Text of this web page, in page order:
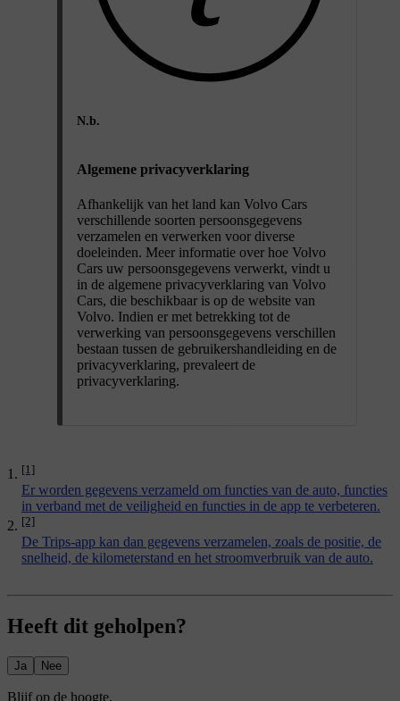
N.b.
Algemene privacyverklaring
Afhankelijk van het land kan Volvo Cars
verschillende soorten persoonsgegevens
verzamelen en verwerken voor diverse
doeleinden. Meer informatie over hoe Volvo
Cars uw persoonsgegevens verwerkt, vindt u
in de algemene privacyverklaring van Volvo
Cars, die beschikbaar is op de website van
Volvo. Indien er met betrekking tot de
verwerking van persoonsgegevens verschillen
bestaan tussen de gebruikershandleiding en de
privacyverklaring, prevaleert de
privacyverklaring.
[1]
Er worden gegevens verzameld om functies van de auto, functies
in verband met de veiligheid en functies in de app te verbeteren.
[2]
De Trips-app kan dan gegevens verzamelen, zoals de positie, de
snelheid, de kilometerstand en het stroomverbruik van de auto.
Heeft dit geholpen?
Ja Nee